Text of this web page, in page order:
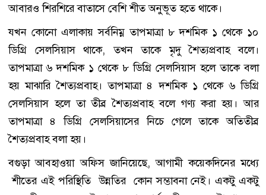
আবারও শিরশিরে বাতাসে বেশি শীত অনুভূত হতে থাকে।
যখন কোনো এলাকায় সর্বনিম্ন তাপমাত্রা ৮ দশমিক ১ থেকে ১০
ডিগ্রি সেলসিয়াস থাকে, তখন তাকে মৃদু শৈত্যপ্রবাহ বলে।
তাপমাত্রা ৬ দশমিক ১ থেকে ৮ ডিগ্রি সেলসিয়াস হলে তাকে বলা
হয় মাঝারি শৈত্যপ্রবাহ। তাপমাত্রা ৪ দশমিক ১ থেকে ৬ ডিগ্রি
সেলসিয়াস হলে তা তীব্র শৈত্যপ্রবাহ বলে গণ্য করা হয়। আর
তাপমাত্রা ৪ ডিগ্রি সেলসিয়াসের নিচে গেলে তাকে অতিতীব্র
শৈত্যপ্রবাহ বলা হয়।
বগুড়া আবহাওয়া অফিস জানিয়েছে, আগামী কয়েকদিনের মধ্যে
শীতের এই পরিস্থিতি উন্নতির কোন সম্ভাবনা নেই। একটু একটু